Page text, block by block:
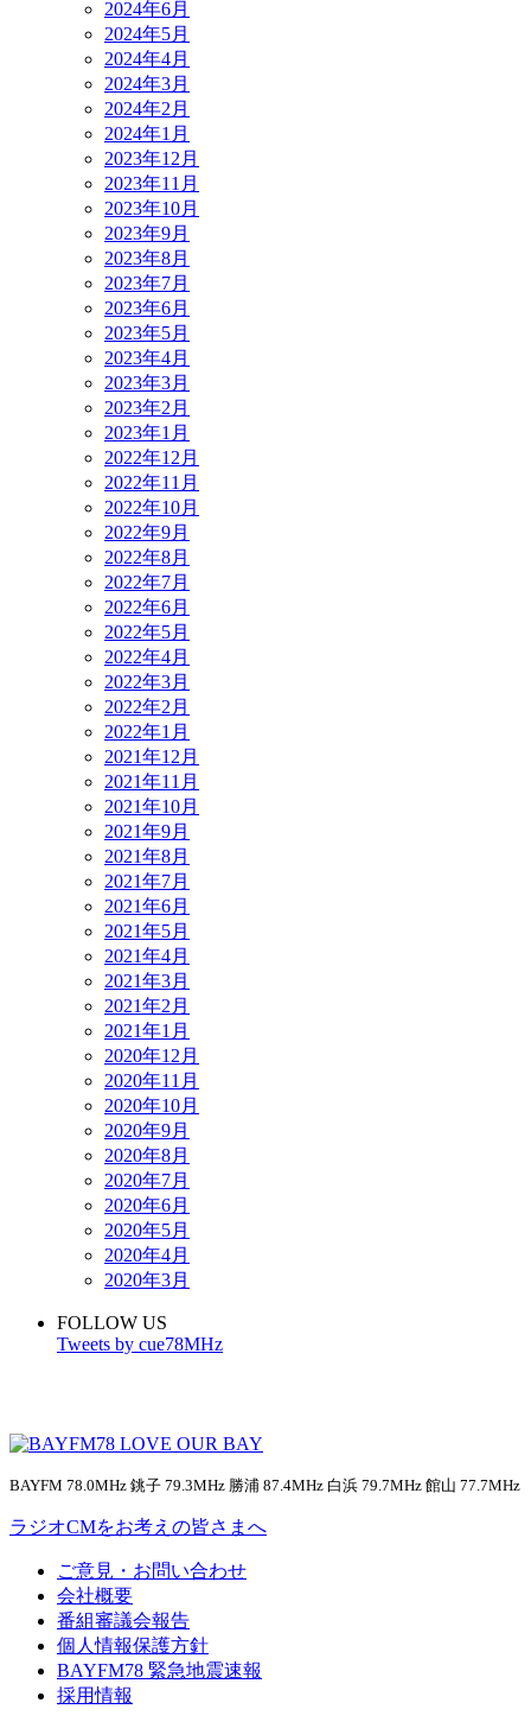
2024年6月
2024年5月
2024年4月
2024年3月
2024年2月
2024年1月
2023年12月
2023年11月
2023年10月
2023年9月
2023年8月
2023年7月
2023年6月
2023年5月
2023年4月
2023年3月
2023年2月
2023年1月
2022年12月
2022年11月
2022年10月
2022年9月
2022年8月
2022年7月
2022年6月
2022年5月
2022年4月
2022年3月
2022年2月
2022年1月
2021年12月
2021年11月
2021年10月
2021年9月
2021年8月
2021年7月
2021年6月
2021年5月
2021年4月
2021年3月
2021年2月
2021年1月
2020年12月
2020年11月
2020年10月
2020年9月
2020年8月
2020年7月
2020年6月
2020年5月
2020年4月
2020年3月
FOLLOW US
Tweets by cue78MHz
BAYFM 78.0MHz 銚子 79.3MHz 勝浦 87.4MHz 白浜 79.7MHz 館山 77.7MHz
ラジオCMをお考えの皆さまへ
ご意見・お問い合わせ
会社概要
番組審議会報告
個人情報保護方針
BAYFM78 緊急地震速報
採用情報